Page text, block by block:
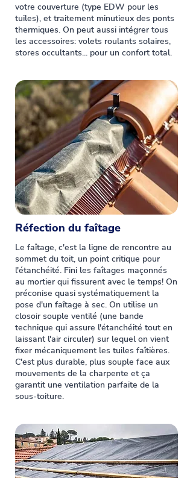
votre couverture (type EDW pour les
tuiles), et traitement minutieux des ponts
thermiques. On peut aussi intégrer tous
les accessoires: volets roulants solaires,
stores occultants... pour un confort total.
Réfection du faîtage
Le faîtage, c'est la ligne de rencontre au
sommet du toit, un point critique pour
l'étanchéité. Fini les faîtages maçonnés
au mortier qui fissurent avec le temps! On
préconise quasi systématiquement la
pose d'un faîtage à sec. On utilise un
closoir souple ventilé (une bande
technique qui assure l'étanchéité tout en
laissant l'air circuler) sur lequel on vient
fixer mécaniquement les tuiles faîtières.
C'est plus durable, plus souple face aux
mouvements de la charpente et ça
garantit une ventilation parfaite de la
sous-toiture.